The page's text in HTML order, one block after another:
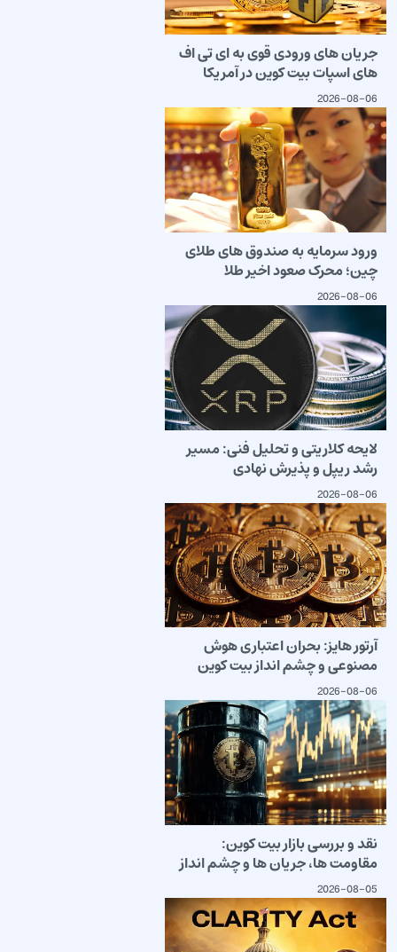
جریان های ورودی قوی به ای تی اف
های اسپات بیت کوین در آمریکا
2026-08-06
ورود سرمایه به صندوق های طلای
چین؛ محرک صعود اخیر طلا
2026-08-06
لایحه کلاریتی و تحلیل فنی: مسیر
رشد ریپل و پذیرش نهادی
2026-08-06
آرتور هایز: بحران اعتباری هوش
مصنوعی و چشم انداز بیت کوین
2026-08-06
نقد و بررسی بازار بیت کوین:
مقاومت ها، جریان ها و چشم انداز
2026-08-05